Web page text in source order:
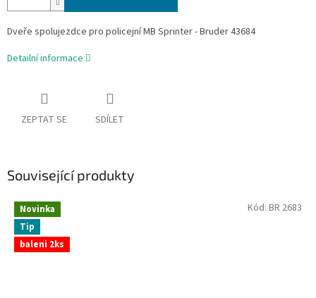
Dveře spolujezdce pro policejní MB Sprinter - Bruder 43684
Detailní informace
ZEPTAT SE SDÍLET
Související produkty
Novinka
Tip
baleni 2ks
Kód: BR 2683